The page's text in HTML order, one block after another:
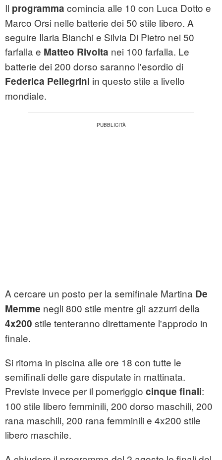
Il programma comincia alle 10 con Luca Dotto e
Marco Orsi nelle batterie dei 50 stile libero. A
seguire Ilaria Bianchi e Silvia Di Pietro nei 50
farfalla e Matteo Rivolta nei 100 farfalla. Le
batterie dei 200 dorso saranno l'esordio di
Federica Pellegrini in questo stile a livello
mondiale.
A cercare un posto per la semifinale Martina De
Memme negli 800 stile mentre gli azzurri della
4x200 stile tenteranno direttamente l'approdo in
finale.
Si ritorna in piscina alle ore 18 con tutte le
semifinali delle gare disputate in mattinata.
Previste invece per il pomeriggio cinque finali:
100 stile libero femminili, 200 dorso maschili, 200
rana maschili, 200 rana femminili e 4x200 stile
libero maschile.